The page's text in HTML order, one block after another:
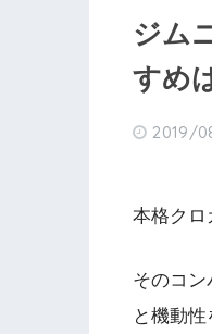
ジム
すめ
2019/
本格クロ
そのコ
と機動性